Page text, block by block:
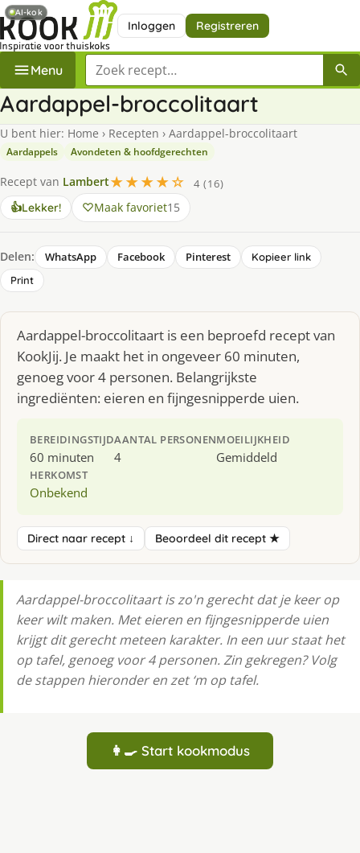
Inloggen Registreren
Menu Zoek een recept
Aardappel-broccolitaart
U bent hier: Home › Recepten › Aardappel-broccolitaart
Aardappels Avondeten & hoofdgerechten
Recept van Lambert★★★★☆
4 (16)
👍Lekker! Maak favoriet15
Delen: WhatsApp Facebook Pinterest
Kopieer link
Print
Aardappel-broccolitaart is een beproefd recept van
KookJij. Je maakt het in ongeveer 60 minuten,
genoeg voor 4 personen. Belangrijkste
ingrediënten: eieren en fijngesnipperde uien.
BEREIDINGSTIJD
60 minuten
AANTAL PERSONEN
4
MOEILIJKHEID
Gemiddeld
HERKOMST
Onbekend
Direct naar recept ↓ Beoordeel dit recept ★
Aardappel-broccolitaart is zo'n gerecht dat je keer op
keer wilt maken. Met eieren en fijngesnipperde uien
krijgt dit gerecht meteen karakter. In een uur staat het
op tafel, genoeg voor 4 personen. Zin gekregen? Volg
de stappen hieronder en zet ‘m op tafel.
👩‍🍳 Start kookmodus
AI-kok